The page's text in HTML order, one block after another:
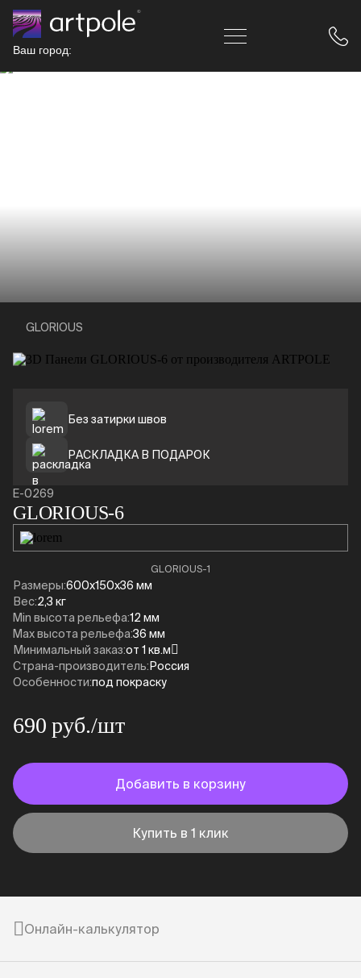
Ваш город:
GLORIOUS
Без затирки швов
РАСКЛАДКА В ПОДАРОК
E-0269
GLORIOUS-6
GLORIOUS-1
Размеры:600x150x36 мм
Вес:2,3 кг
Min высота рельефа:12 мм
Max высота рельефа:36 мм
Минимальный заказ:от 1 кв.м
Страна-производитель: Россия
Особенности:под покраску
690 руб./шт
Добавить в корзину
Купить в 1 клик
Онлайн-калькулятор